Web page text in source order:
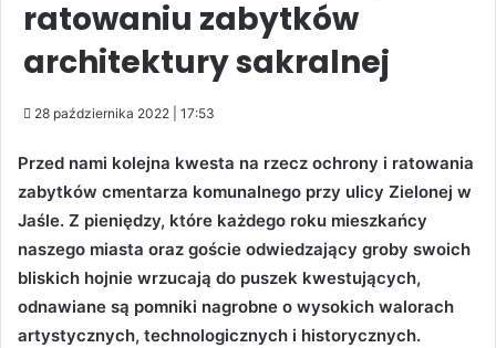
ratowaniu zabytków
architektury sakralnej
28 października 2022 | 17:53
Przed nami kolejna kwesta na rzecz ochrony i ratowania
zabytków cmentarza komunalnego przy ulicy Zielonej w
Jaśle. Z pieniędzy, które każdego roku mieszkańcy
naszego miasta oraz goście odwiedzający groby swoich
bliskich hojnie wrzucają do puszek kwestujących,
odnawiane są pomniki nagrobne o wysokich walorach
artystycznych, technologicznych i historycznych.